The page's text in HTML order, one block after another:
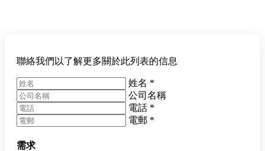
聯絡我們以了解更多關於此列表的信息
姓名 *
公司名稱
電話 *
電郵 *
需求